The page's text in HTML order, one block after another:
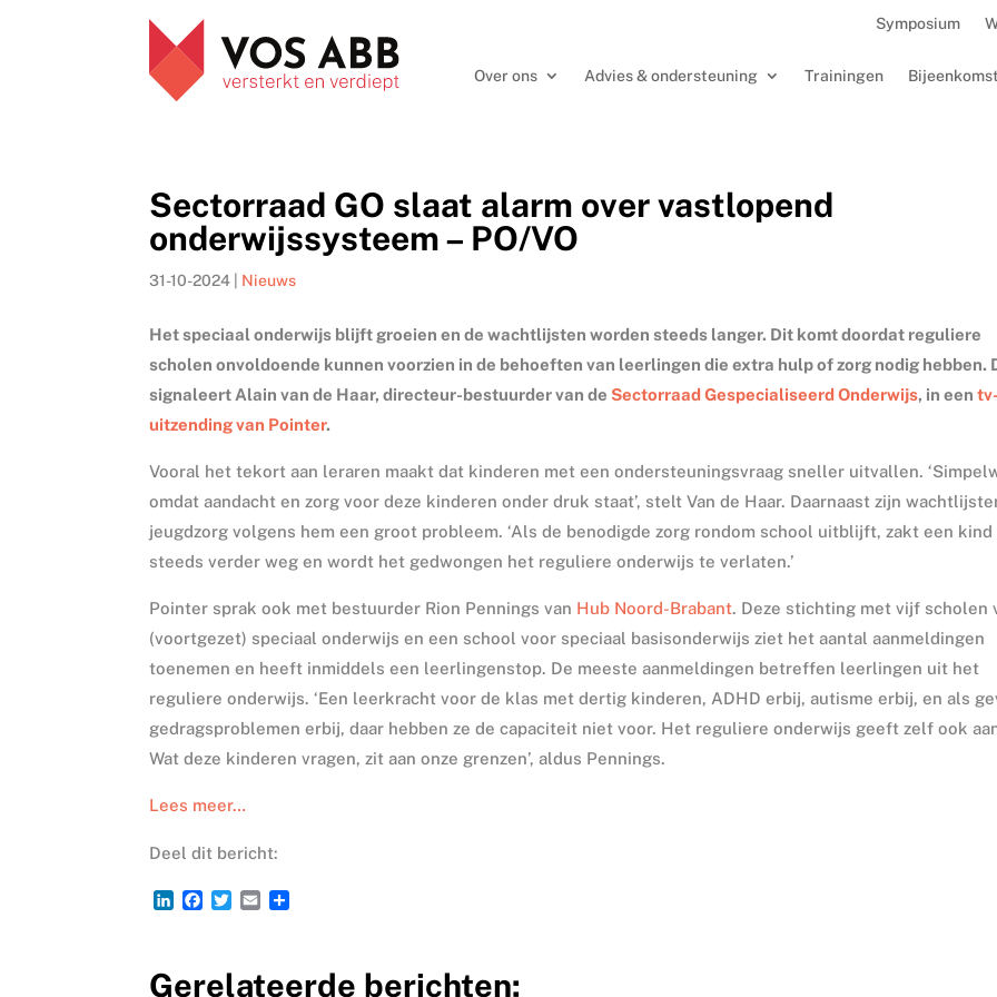
Symposium
Over ons Advies & ondersteuning Trainingen
Sectorraad GO slaat alarm over vastlopend
onderwijssysteem – PO/VO
31-10-2024 Nieuws
Het speciaal onderwijs blijft groeien en de wachtlijsten worden steeds langer. Dit komt doordat reguliere
scholen onvoldoende kunnen voorzien in de behoeften van leerlingen die extra hulp of zorg nodig hebben.
signaleert Alain van de Haar, directeur-bestuurder van de Sectorraad Gespecialiseerd Onderwijs, in eentv-
uitzending van Pointer.
Vooral het tekort aan leraren maakt dat kinderen met een ondersteuningsvraag sneller uitvallen.
omdat aandacht en zorg voor deze kinderen onder druk staat’, stelt Van de Haar. Daarnaast zijn
jeugdzorg volgens hem een groot probleem. ‘Als de benodigde zorg rondom school uitblijft, zakt een kind
steeds verder weg en wordt het gedwongen het reguliere onderwijs te verlaten.’
Pointer sprak ook met bestuurder Rion Pennings van Hub Noord-Brabant. Deze stichting met vijf scholen
(voortgezet) speciaal onderwijs en een school voor speciaal basisonderwijs ziet het aantal aanmeldingen
toenemen en heeft inmiddels een leerlingenstop. De meeste aanmeldingen betreffen leerlingen uit het
reguliere onderwijs. ‘Een leerkracht voor de klas met dertig kinderen, ADHD erbij, autisme erbij, en als
gedragsproblemen erbij, daar hebben ze de capaciteit niet voor. Het reguliere onderwijs geeft zelf ook
Wat deze kinderen vragen, zit aan onze grenzen’, aldus Pennings.
Lees meer…
Deel dit bericht:
L
e
F
b
T
t
E
l
n
Gerelateerde berichten: